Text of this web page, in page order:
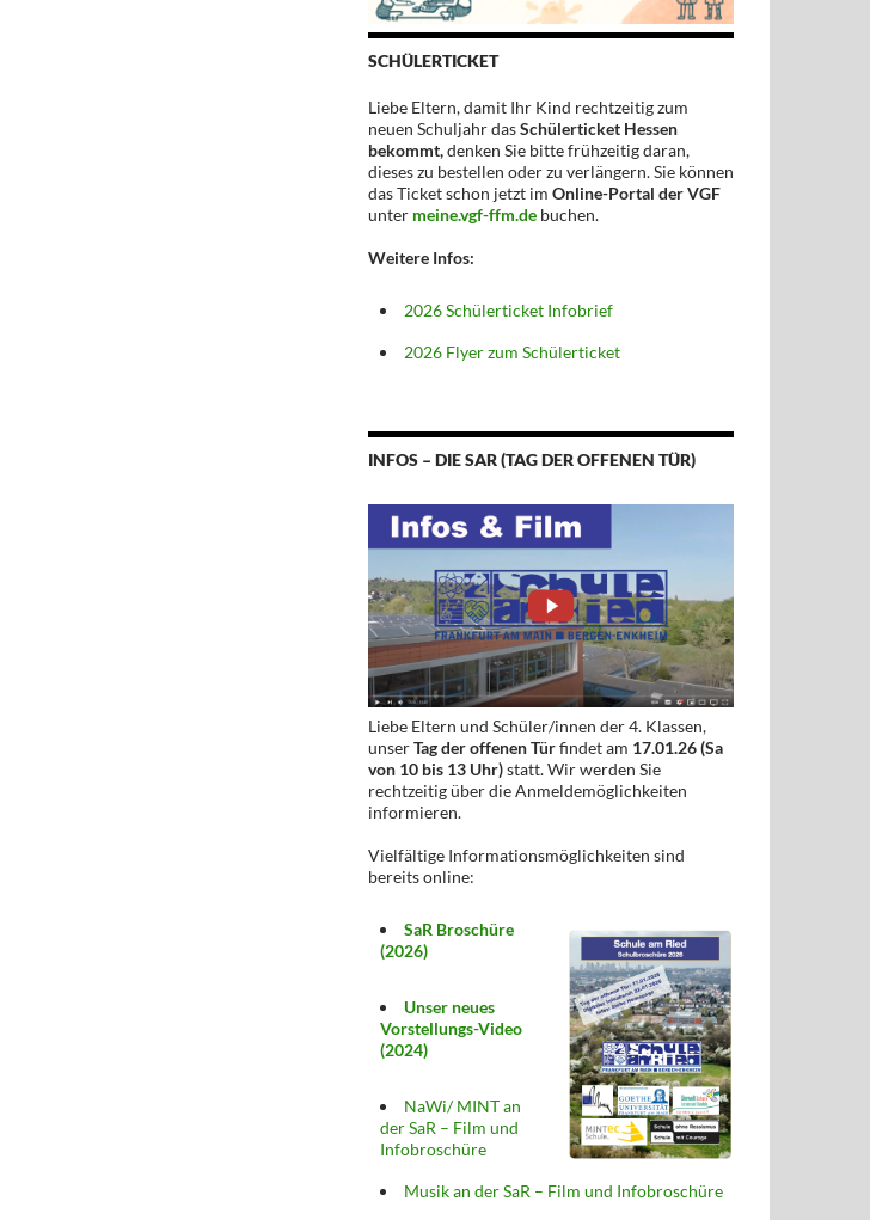
SCHÜLERTICKET
Liebe Eltern, damit Ihr Kind rechtzeitig zum
neuen Schuljahr dasSchülerticket Hessen
bekommt,denken Sie bitte frühzeitig daran,
dieses zu bestellen oder zu verlängern. Sie können
das Ticket schon jetzt im Online-Portal der VGF
unter meine.vgf-ffm.de buchen.
Weitere Infos:
2026 Schülerticket Infobrief
2026 Flyer zum Schülerticket
INFOS – DIE SAR (TAG DER OFFENEN TÜR)
Liebe Eltern und Schüler/innen der 4. Klassen,
unserTag der offenen Türfindet am 17.01.26 (Sa
von 10 bis 13 Uhr)statt. Wir werden Sie
rechtzeitig über die Anmeldemöglichkeiten
informieren.
Vielfältige Informationsmöglichkeiten sind
bereits online:
SaR Broschüre
(2026)
Unser neues
Vorstellungs-Video
(2024)
NaWi/ MINT an
der SaR – Film und
Infobroschüre
Musik an der SaR – Film und Infobroschüre